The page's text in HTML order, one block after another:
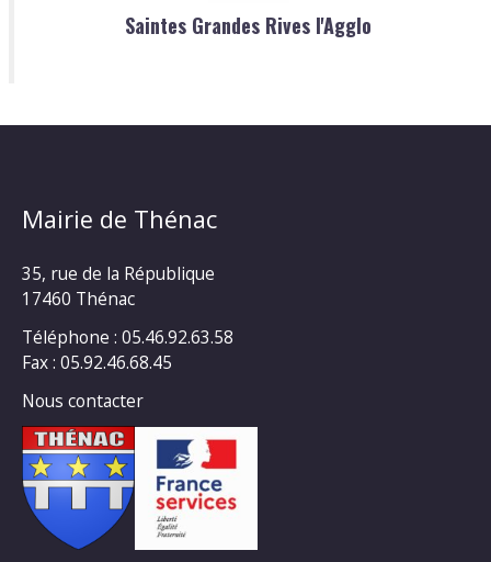
Saintes Grandes Rives l'Agglo
Mairie de Thénac
35, rue de la République
17460 Thénac
Téléphone : 05.46.92.63.58
Fax : 05.92.46.68.45
Nous contacter